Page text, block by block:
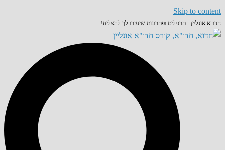
Skip to content
חדו"א אונליין - תרגילים ופתרונות שיעזרו לך להצליח!